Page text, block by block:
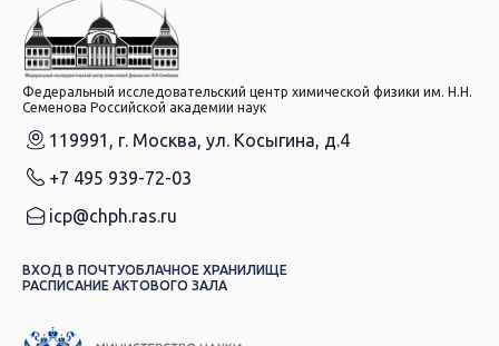
Федеральный исследовательский центр химической физики им. Н.Н.
Семенова Российской академии наук
119991, г. Москва, ул. Косыгина, д.4
+7 495 939-72-03
icp@chph.ras.ru
ВХОД В ПОЧТУОБЛАЧНОЕ ХРАНИЛИЩЕ
РАСПИСАНИЕ АКТОВОГО ЗАЛА